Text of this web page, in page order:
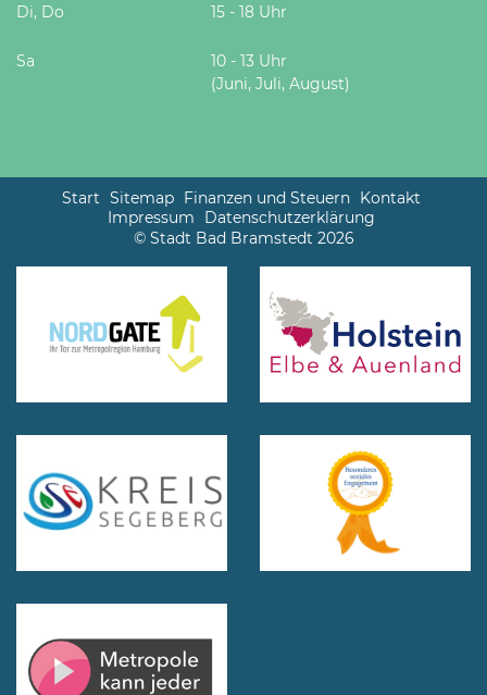
Di, Do 15 - 18 Uhr
Sa
10 - 13 Uhr
(Juni, Juli, August)
Start Sitemap Finanzen und Steuern Kontakt
Impressum
Datenschutzerklärung
© Stadt Bad Bramstedt 2026